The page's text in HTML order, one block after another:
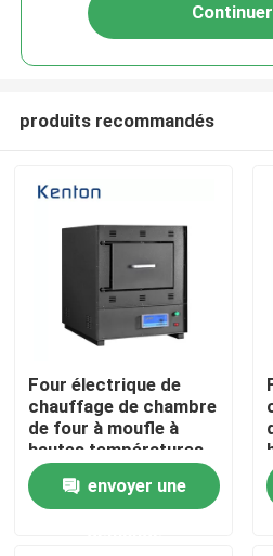
Accueil
Continuer
produits recommandés
Four électrique de
chauffage de chambre
de four à moufle à
hautes températures
du laboratoire 1200c
envoyer une